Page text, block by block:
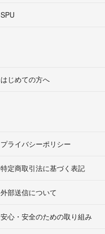
SPU
はじめての方へ
プライバシーポリシー
特定商取引法に基づく表記
外部送信について
安心・安全のための取り組み